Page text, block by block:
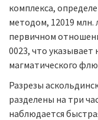
комплекса,
методом, 12019
первичном
0023, что указывает
магматического
Разрезы
разделены на три
наблюдается